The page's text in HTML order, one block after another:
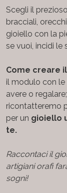
Scegli il
bracciali,
gioiello con la
se vuoi, incidi le
Come creare
il modulo con
avere o
ricontatteremo
per un gioiello
te.
Raccontaci il
artigiani orafi
sogni!